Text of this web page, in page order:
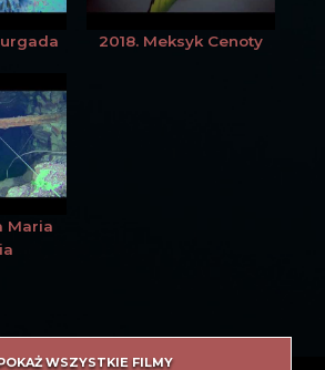
2018. Meksyk Cenoty
Maria
WSZYSTKIE FILMY